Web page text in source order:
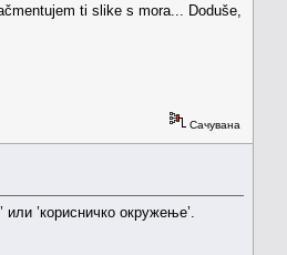
ti slike s mora... Doduše,
Сачувана
или ’корисничко окружење’.